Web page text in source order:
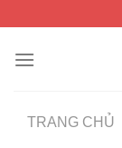
nội
TRANG CHỦ